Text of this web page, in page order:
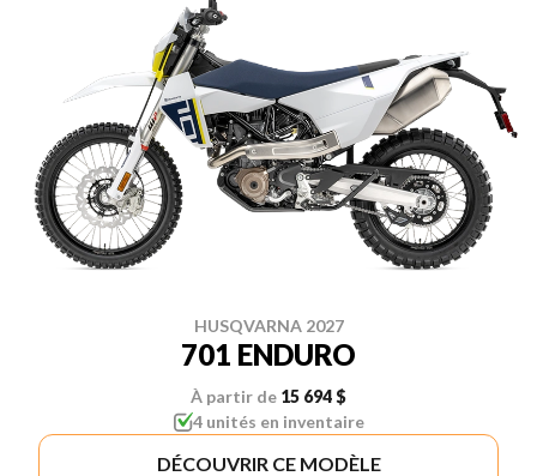
HUSQVARNA 2027
701 ENDURO
À partir de 15 694 $
4 unités en inventaire
DÉCOUVRIR CE MODÈLE